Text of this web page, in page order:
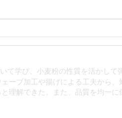
て学び、小麦粉の性質を活かして
ーブ加工や揚げによる工夫から、
理解できた。また、品質を均一に